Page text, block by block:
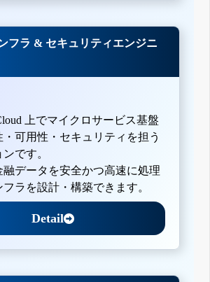
フラ & セキュリティエンジニ
上でマイクロサービス基盤
・可用性・セキュリティを担う
です。
融データを安全かつ高速に処理
ラを設計・構築できます。
Detail